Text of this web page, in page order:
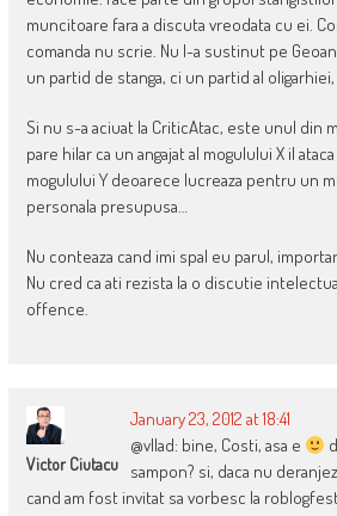
muncitoare fara a discuta vreodata cu ei.
comanda nu scrie. Nu l-a sustinut pe
un partid de stanga, ci un partid al oligarhiei,
Si nu s-a aciuat la CriticAtac, este unul din
pare hilar ca un angajat al mogulului X il
mogulului Y deoarece lucreaza pentru un
personala presupusa…
Nu conteaza cand imi spal eu parul,
Nu cred ca ati rezista la o discutie
offence.
Victor Ciutacu
January 23, 2012 at 18:41
@vllad: bine, Costi, asa e
sampon? si, daca nu
cand am fost invitat sa vorbesc la